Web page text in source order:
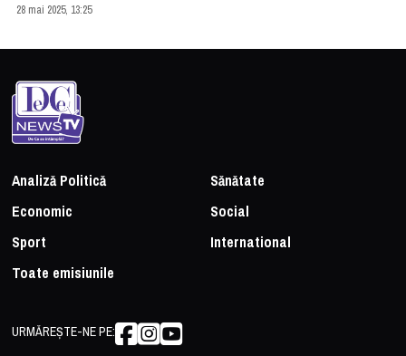
28 mai 2025, 13:25
Analiză Politică
Sănătate
Economic
Social
Sport
International
Toate emisiunile
URMĂREȘTE-NE PE: